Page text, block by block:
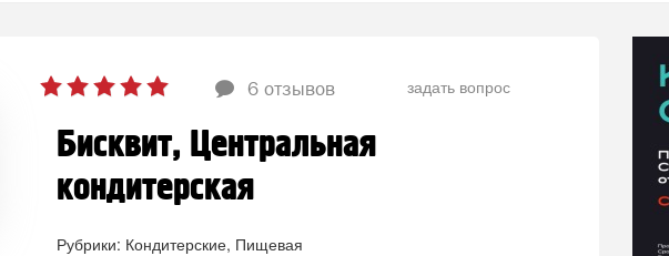
6 отзывов задать вопрос
Бисквит, Центральная
кондитерская
Рубрики: Кондитерские Пищевая